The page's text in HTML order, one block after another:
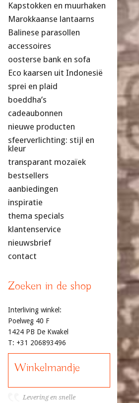
Kapstokken en muurhaken
Marokkaanse lantaarns
Balinese parasollen
accessoires
oosterse bank en sofa
Eco kaarsen uit Indonesië
sprei en plaid
boeddha’s
cadeaubonnen
nieuwe producten
sfeerverlichting: stijl en
kleur
transparant mozaïek
bestsellers
aanbiedingen
inspiratie
thema specials
klantenservice
nieuwsbrief
contact
Zoeken in de shop
Interliving winkel:
Poelweg 40 F
1424 PB De Kwakel
T: +31 206893496
Winkelmandje
Levering en snelle